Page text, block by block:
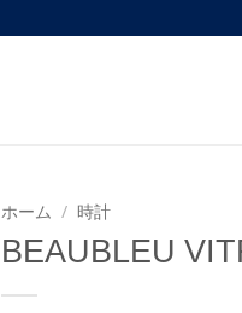
ホーム / 時計
BEAUBLEU